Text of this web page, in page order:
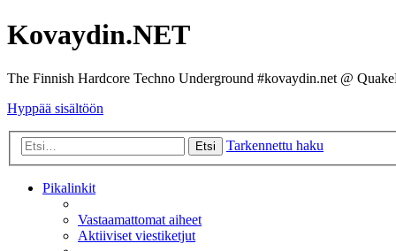
Kovaydin.NET
The Finnish Hardcore Techno Underground #kovaydin.net @
Hyppää sisältöön
Etsi Tarkennettu haku
Pikalinkit
Vastaamattomat aiheet
Aktiiviset viestiketjut